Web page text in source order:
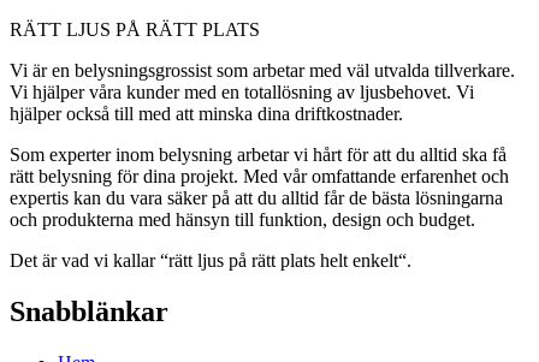
RÄTT LJUS PÅ RÄTT PLATS
Vi är en belysningsgrossist som arbetar med väl utvalda tillverkare.
Vi hjälper våra kunder med en totallösning av ljusbehovet. Vi
hjälper också till med att minska dina driftkostnader.
Som experter inom belysning arbetar vi hårt för att du alltid ska få
rätt belysning för dina projekt. Med vår omfattande erfarenhet och
expertis kan du vara säker på att du alltid får de bästa lösningarna
och produkterna med hänsyn till funktion, design och budget.
Det är vad vi kallar “rätt ljus på rätt plats helt enkelt“.
Snabblänkar